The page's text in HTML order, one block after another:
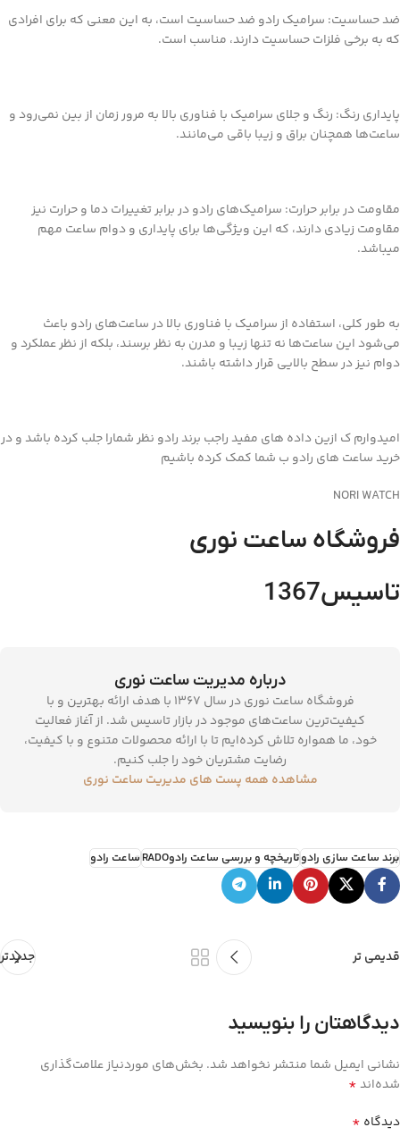
ضد حساسیت: سرامیک رادو ضد حساسیت است، به این معنی که برای افرادی
که به برخی فلزات حساسیت دارند، مناسب است.
پایداری رنگ: رنگ و جلای سرامیک با فناوری بالا به مرور زمان از بین نمی‌رود و
ساعت‌ها همچنان براق و زیبا باقی می‌مانند.
مقاومت در برابر حرارت: سرامیک‌های رادو در برابر تغییرات دما و حرارت نیز
مقاومت زیادی دارند، که این ویژگی‌ها برای پایداری و دوام ساعت مهم
میباشد.
به طور کلی، استفاده از سرامیک با فناوری بالا در ساعت‌های رادو باعث
می‌شود این ساعت‌ها نه تنها زیبا و مدرن به نظر برسند، بلکه از نظر عملکرد و
دوام نیز در سطح بالایی قرار داشته باشند.
امیدوارم ک ازین داده های مفید راجب برند رادو نظر شمارا جلب کرده باشد و در
خرید ساعت های رادو ب شما کمک کرده باشیم
NORI WATCH
فروشگاه ساعت نوری
تاسیس1367
درباره مدیریت ساعت نوری
فروشگاه ساعت نوری در سال 1367 با هدف ارائه بهترین و با
کیفیت‌ترین ساعت‌های موجود در بازار تاسیس شد. از آغاز فعالیت
خود، ما همواره تلاش کرده‌ایم تا با ارائه محصولات متنوع و با کیفیت،
رضایت مشتریان خود را جلب کنیم.
مشاهده همه پست های مدیریت ساعت نوری
برند ساعت سازی رادوتاریخچه و بررسی ساعت رادوRADO ساعت رادو
جدیدتر قدیمی تر
دیدگاهتان را بنویسید
نشانی ایمیل شما منتشر نخواهد شد. بخش‌های موردنیاز علامت‌گذاری
شده‌اند*
دیدگاه *